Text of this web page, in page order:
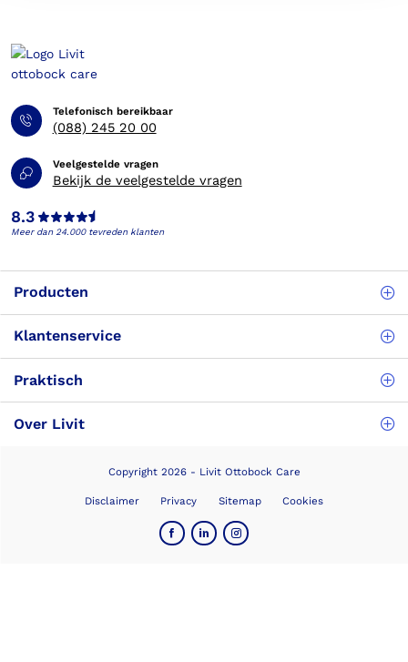
Telefonisch bereikbaar
(088) 245 20 00
Veelgestelde vragen
Bekijk de veelgestelde vragen
8.3
Meer dan 24.000 tevreden klanten
Producten
Klantenservice
Praktisch
Over Livit
Copyright 2026 - Livit Ottobock Care
Disclaimer Privacy Sitemap Cookies